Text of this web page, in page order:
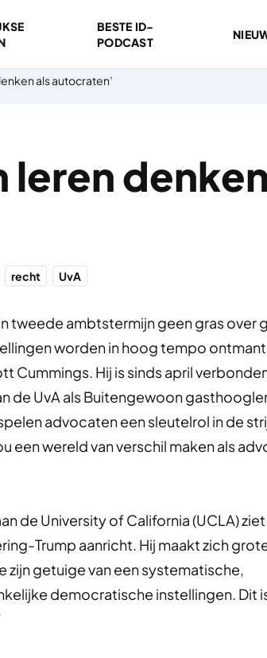
BESTE ID-
PODCAST
als autocraten’
leren
recht UvA
tweede ambtstermijn geen gras over
worden in hoog tempo
Cummings. Hij is sinds april
de UvA als Buitengewoon
advocaten een sleutelrol in de
een wereld van verschil maken als
de University of California (UCLA)
Trump aanricht. Hij maakt zich
zijn getuige van een systematische,
democratische instellingen. Dit